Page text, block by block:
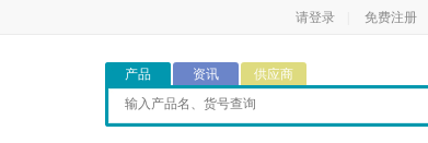
请登录 免费注册
产品 资讯 供应商